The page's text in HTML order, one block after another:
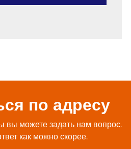
по адресу
можете задать нам вопрос.
как можно скорее.